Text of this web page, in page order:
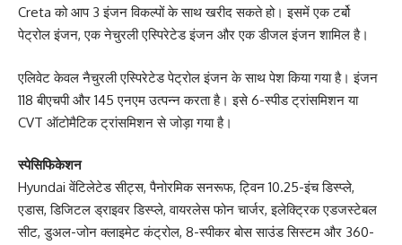
Creta को आप 3 इंजन विकल्पों के साथ खरीद सकते हो। इसमें एक टर्बो
पेट्रोल इंजन, एक नेचुरली एस्पिरेटेड इंजन और एक डीजल इंजन शामिल है।
एलिवेट केवल नैचुरली एस्पिरेटेड पेट्रोल इंजन के साथ पेश किया गया है। इंजन
118 बीएचपी और 145 एनएम उत्पन्न करता है। इसे 6-स्पीड ट्रांसमिशन या
CVT ऑटोमैटिक ट्रांसमिशन से जोड़ा गया है।
स्पेसिफिकेशन
Hyundai वेंटिलेटेड सीट्स, पैनोरमिक सनरूफ, ट्विन 10.25-इंच डिस्प्ले,
एडास, डिजिटल ड्राइवर डिस्प्ले, वायरलेस फोन चार्जर, इलेक्ट्रिक एडजस्टेबल
सीट, डुअल-जोन क्लाइमेट कंट्रोल, 8-स्पीकर बोस साउंड सिस्टम और 360-